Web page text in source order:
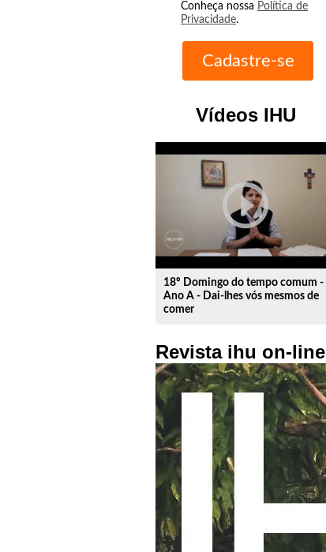
Conheça nossa Política de
Privacidade.
Vídeos IHU
play_circle_outline
18º Domingo do tempo comum -
Ano A - Dai-lhes vós mesmos de
comer
Revista ihu on-line